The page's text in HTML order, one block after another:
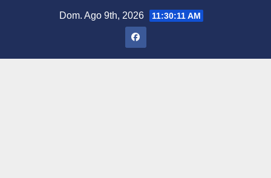
Dom. Ago 9th, 2026 11:30:12 AM